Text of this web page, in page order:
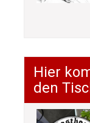
Hier
den